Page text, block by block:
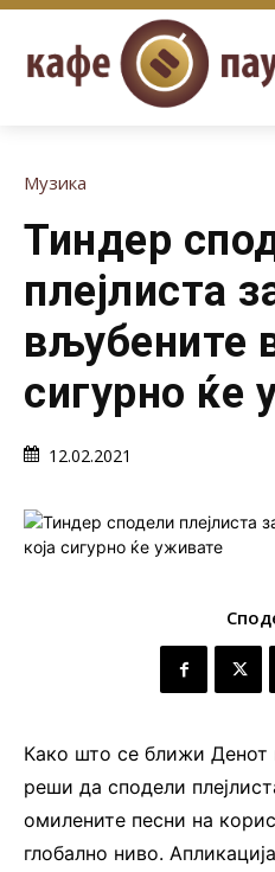
Музика
Тиндер
плејлиста
вљубените
сигурно ќе
12.02.2021
Како што се ближи Денот
реши да сподели
омилените песни на
глобално ниво.